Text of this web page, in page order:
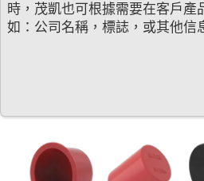
時，茂凱也可根據需要在客戶產
如：公司名稱，標誌，或其他信